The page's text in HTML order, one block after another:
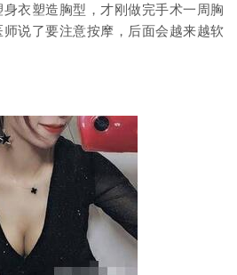
衣塑造胸型，才刚做完手术一周胸
说了要注意按摩，后面会越来越软